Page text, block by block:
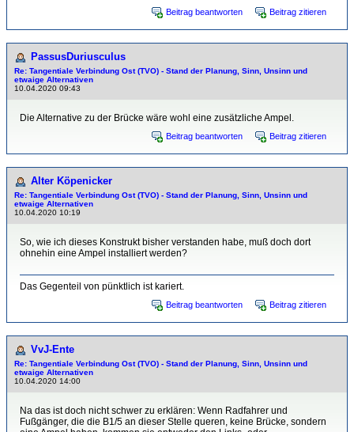
Beitrag beantworten Beitrag zitieren
PassusDuriusculus
Re: Tangentiale Verbindung Ost (TVO) - Stand der Planung, Sinn, Unsinn und
etwaige Alternativen
10.04.2020 09:43
Die Alternative zu der Brücke wäre wohl eine zusätzliche Ampel.
Beitrag beantworten Beitrag zitieren
Alter Köpenicker
Re: Tangentiale Verbindung Ost (TVO) - Stand der Planung, Sinn, Unsinn und
etwaige Alternativen
10.04.2020 10:19
So, wie ich dieses Konstrukt bisher verstanden habe, muß doch dort
ohnehin eine Ampel installiert werden?
Das Gegenteil von pünktlich ist kariert.
Beitrag beantworten Beitrag zitieren
VvJ-Ente
Re: Tangentiale Verbindung Ost (TVO) - Stand der Planung, Sinn, Unsinn und
etwaige Alternativen
10.04.2020 14:00
Na das ist doch nicht schwer zu erklären: Wenn Radfahrer und
Fußgänger, die die B1/5 an dieser Stelle queren, keine Brücke, sondern